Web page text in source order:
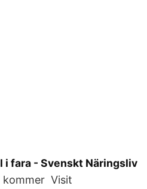
i fara - Svenskt Näringsliv
kommer Visit